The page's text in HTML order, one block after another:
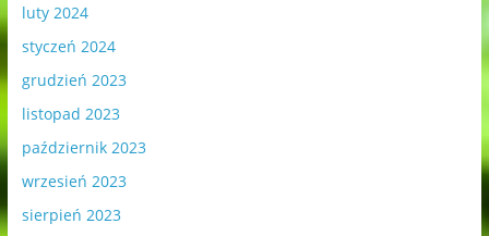
luty 2024
styczeń 2024
grudzień 2023
listopad 2023
październik 2023
wrzesień 2023
sierpień 2023